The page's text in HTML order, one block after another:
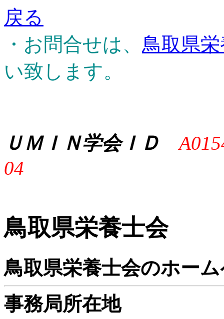
戻る
・お問合せは、 鳥取県
い致します。
ＵＭＩＮ学会ＩＤ
04
鳥取県栄養士会
鳥取県栄養士会のホー
事務局所在地